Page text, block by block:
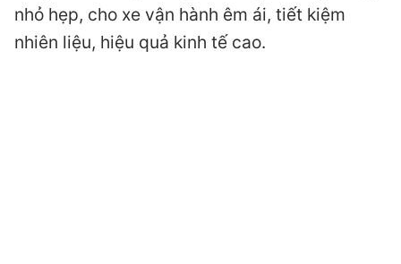
nhỏ hẹp, cho xe vận hành êm ái, tiết kiệm
nhiên liệu, hiệu quả kinh tế cao.